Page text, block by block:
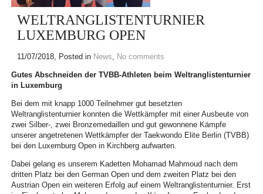
WELTRANGLISTENTURNIER
LUXEMBURG OPEN
11/07/2018, Posted in News, No comments
Gutes Abschneiden der TVBB-Athleten beim Weltranglistenturnier
in Luxemburg
Bei dem mit knapp 1000 Teilnehmer gut besetzten
Weltranglistenturnier konnten die Wettkämpfer mit einer Ausbeute von
zwei Silber-, zwei Bronzemedaillen und gut gewonnene Kämpfe
unserer angetretenen Wettkämpfer der Taekwondo Elite Berlin (TVBB)
bei den Luxemburg Open in Kirchberg aufwarten.
Dabei gelang es unserem Kadetten Mohamad Mahmoud nach dem
dritten Platz bei den German Open und dem zweiten Platz bei den
Austrian Open ein weiteren Erfolg auf einem Weltranglistenturnier. Erst